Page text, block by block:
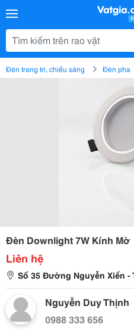
Đèn trang trí, chiếu sáng Đèn pha
Đèn Downlight 7W Kính Mờ
Liên hệ
Số 35 Đường Nguyễn Xiển -
Nguyễn Duy Thịnh
0988 333 656